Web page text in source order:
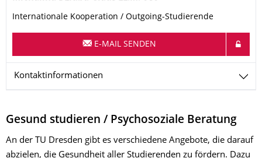
Internationale Kooperation / Outgoing-Studierende
E-MAIL SENDEN
Kontaktinformationen
Gesund studieren / Psychosoziale Beratung
An der TU Dresden gibt es verschiedene Angebote, die darauf
abzielen, die Gesundheit aller Studierenden zu fördern. Dazu